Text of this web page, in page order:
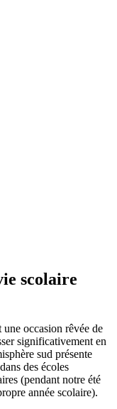
scolaire
occasion rêvée de
significativement en
sud présente
des écoles
(pendant notre été
année scolaire).